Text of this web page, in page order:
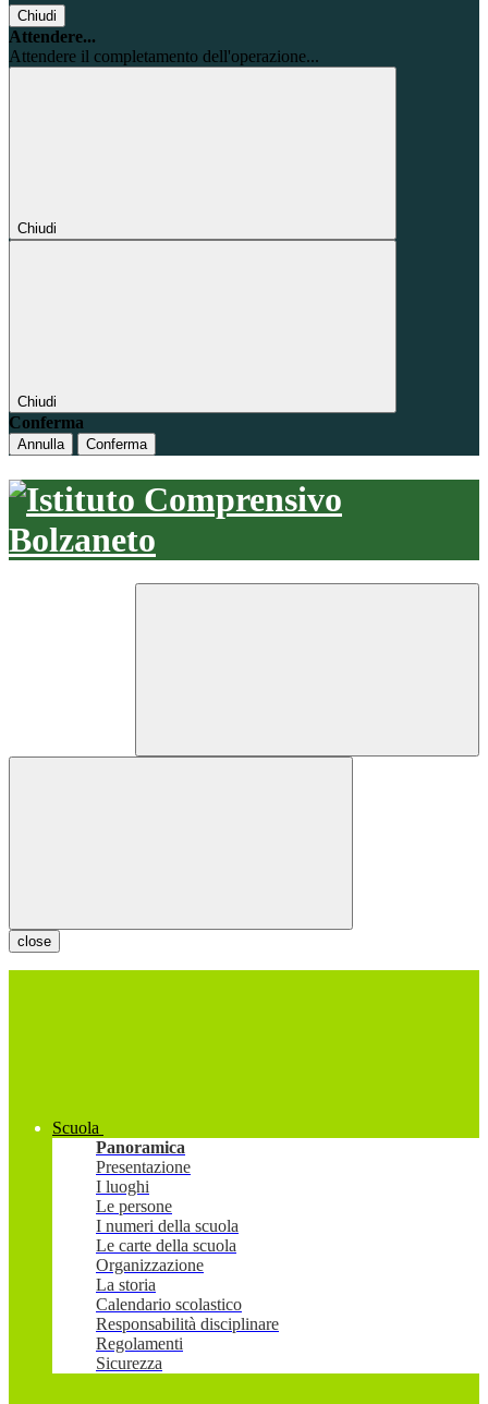
Chiudi
Attendere...
Attendere il completamento dell'operazione...
Chiudi
Chiudi
Conferma
Annulla Conferma
close
Scuola
Panoramica
Presentazione
I luoghi
Le persone
I numeri della scuola
Le carte della scuola
Organizzazione
La storia
Calendario scolastico
Responsabilità disciplinare
Regolamenti
Sicurezza